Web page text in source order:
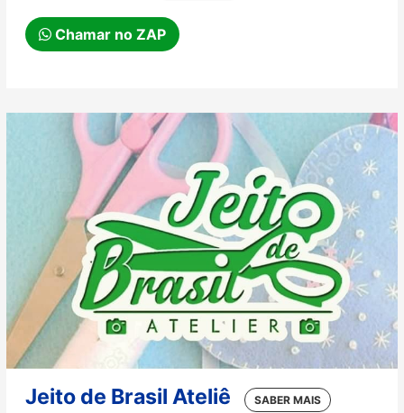
Chamar no ZAP
Jeito de Brasil Ateliê